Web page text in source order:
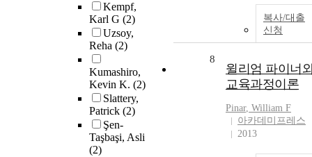
Kempf,
Karl G (2)
Uzsoy,
Reha (2)
Kumashiro,
Kevin K. (2)
Slattery,
Patrick (2)
Şen-
Taşbaşi, Asli
(2)
복사/대출
신청
8
윌리엄 파이너
교육과정이론
Pinar, William F
아카데미프레스
2013